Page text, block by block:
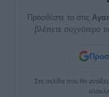
Προσθέστε το στις
βλέπετε συχνότερα
Στη σελίδα που θα